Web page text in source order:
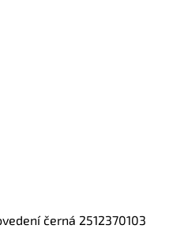
černá 2512370103